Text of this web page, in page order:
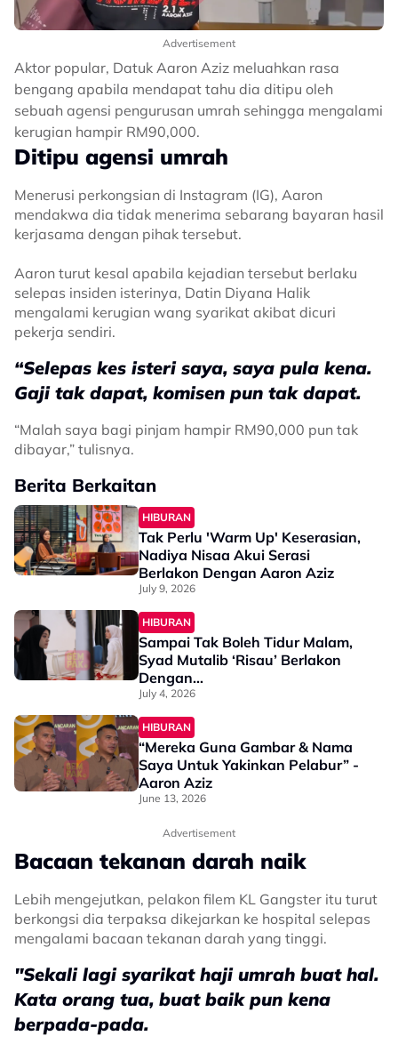
Advertisement
Aktor popular, Datuk Aaron Aziz meluahkan rasa
bengang apabila mendapat tahu dia ditipu oleh
sebuah agensi pengurusan umrah sehingga mengalami
kerugian hampir RM90,000.
Ditipu agensi umrah
Menerusi perkongsian di Instagram (IG), Aaron
mendakwa dia tidak menerima sebarang bayaran hasil
kerjasama dengan pihak tersebut.
Aaron turut kesal apabila kejadian tersebut berlaku
selepas insiden isterinya, Datin Diyana Halik
mengalami kerugian wang syarikat akibat dicuri
pekerja sendiri.
“Selepas kes isteri saya, saya pula kena.
Gaji tak dapat, komisen pun tak dapat.
“Malah saya bagi pinjam hampir RM90,000 pun tak
dibayar,” tulisnya.
Berita Berkaitan
HIBURAN
Tak Perlu 'Warm Up' Keserasian,
Nadiya Nisaa Akui Serasi
Berlakon Dengan Aaron Aziz
July 9, 2026
HIBURAN
Sampai Tak Boleh Tidur Malam,
Syad Mutalib ‘Risau’ Berlakon
Dengan…
July 4, 2026
HIBURAN
“Mereka Guna Gambar & Nama
Saya Untuk Yakinkan Pelabur” -
Aaron Aziz
June 13, 2026
Advertisement
Bacaan tekanan darah naik
Lebih mengejutkan, pelakon filem KL Gangster itu turut
berkongsi dia terpaksa dikejarkan ke hospital selepas
mengalami bacaan tekanan darah yang tinggi.
"Sekali lagi syarikat haji umrah buat hal.
Kata orang tua, buat baik pun kena
berpada-pada.